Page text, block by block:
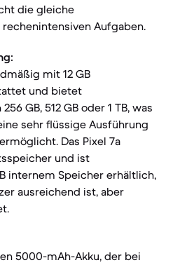
die gleiche
Aufgaben.
mit 12 GB
und bietet
GB, 512 GB oder 1 TB, was
sehr flüssige Ausführung
Das Pixel 7a
und ist
internem Speicher erhältlich,
ausreichend ist, aber
5000-mAh-Akku, der bei